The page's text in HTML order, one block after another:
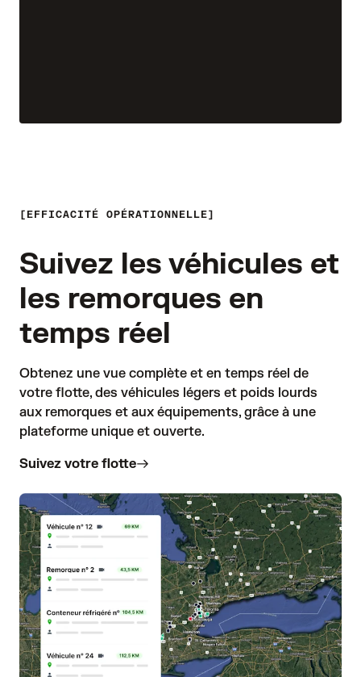
EFFICACITÉ OPÉRATIONNELLE
Suivez les véhicules et
les remorques en
temps réel
Obtenez une vue complète et en temps réel de
votre flotte, des véhicules légers et poids lourds
aux remorques et aux équipements, grâce à une
plateforme unique et ouverte.
Suivez votre flotte